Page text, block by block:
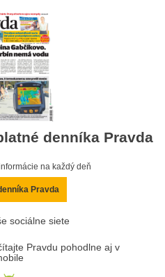
denníka Pravda
na každý deň
Pravda
sociálne siete
Pravdu pohodlne aj v